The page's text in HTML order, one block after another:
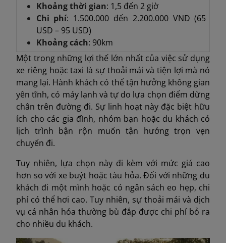
Khoảng thời gian: 1,5 đến 2 giờ
Chi phí: 1.500.000 đến 2.200.000 VND (65
USD – 95 USD)
Khoảng cách: 90km
Một trong những lợi thế lớn nhất của việc sử dụng
xe riêng hoặc taxi là sự thoải mái và tiện lợi mà nó
mang lại. Hành khách có thể tận hưởng không gian
yên tĩnh, có máy lạnh và tự do lựa chọn điểm dừng
chân trên đường đi. Sự linh hoạt này đặc biệt hữu
ích cho các gia đình, nhóm bạn hoặc du khách có
lịch trình bận rộn muốn tận hưởng trọn vẹn
chuyến đi.
Tuy nhiên, lựa chọn này đi kèm với mức giá cao
hơn so với xe buýt hoặc tàu hỏa. Đối với những du
khách đi một mình hoặc có ngân sách eo hẹp, chi
phí có thể hơi cao. Tuy nhiên, sự thoải mái và dịch
vụ cá nhân hóa thường bù đắp được chi phí bỏ ra
cho nhiều du khách.